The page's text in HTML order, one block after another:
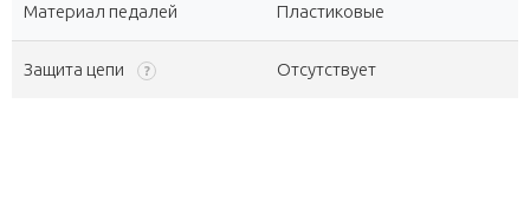
Материал педалей Пластиковые
Защита цепи ? Отсутствует